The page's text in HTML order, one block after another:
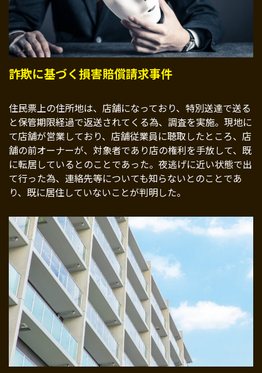
詐欺に基づく損害賠償請求事件
住民票上の住所地は、店舗になっており、特別送達で送る
と保管期限経過で返送されてくる為、調査を実施。現地に
て店舗が営業しており、店舗従業員に聴取したところ、店
舗の前オーナーが、対象者であり店の権利を手放して、既
に転居しているとのことであった。夜逃げに近い状態で出
て行った為、連絡先等についても知らないとのことであ
り、既に居住していないことが判明した。